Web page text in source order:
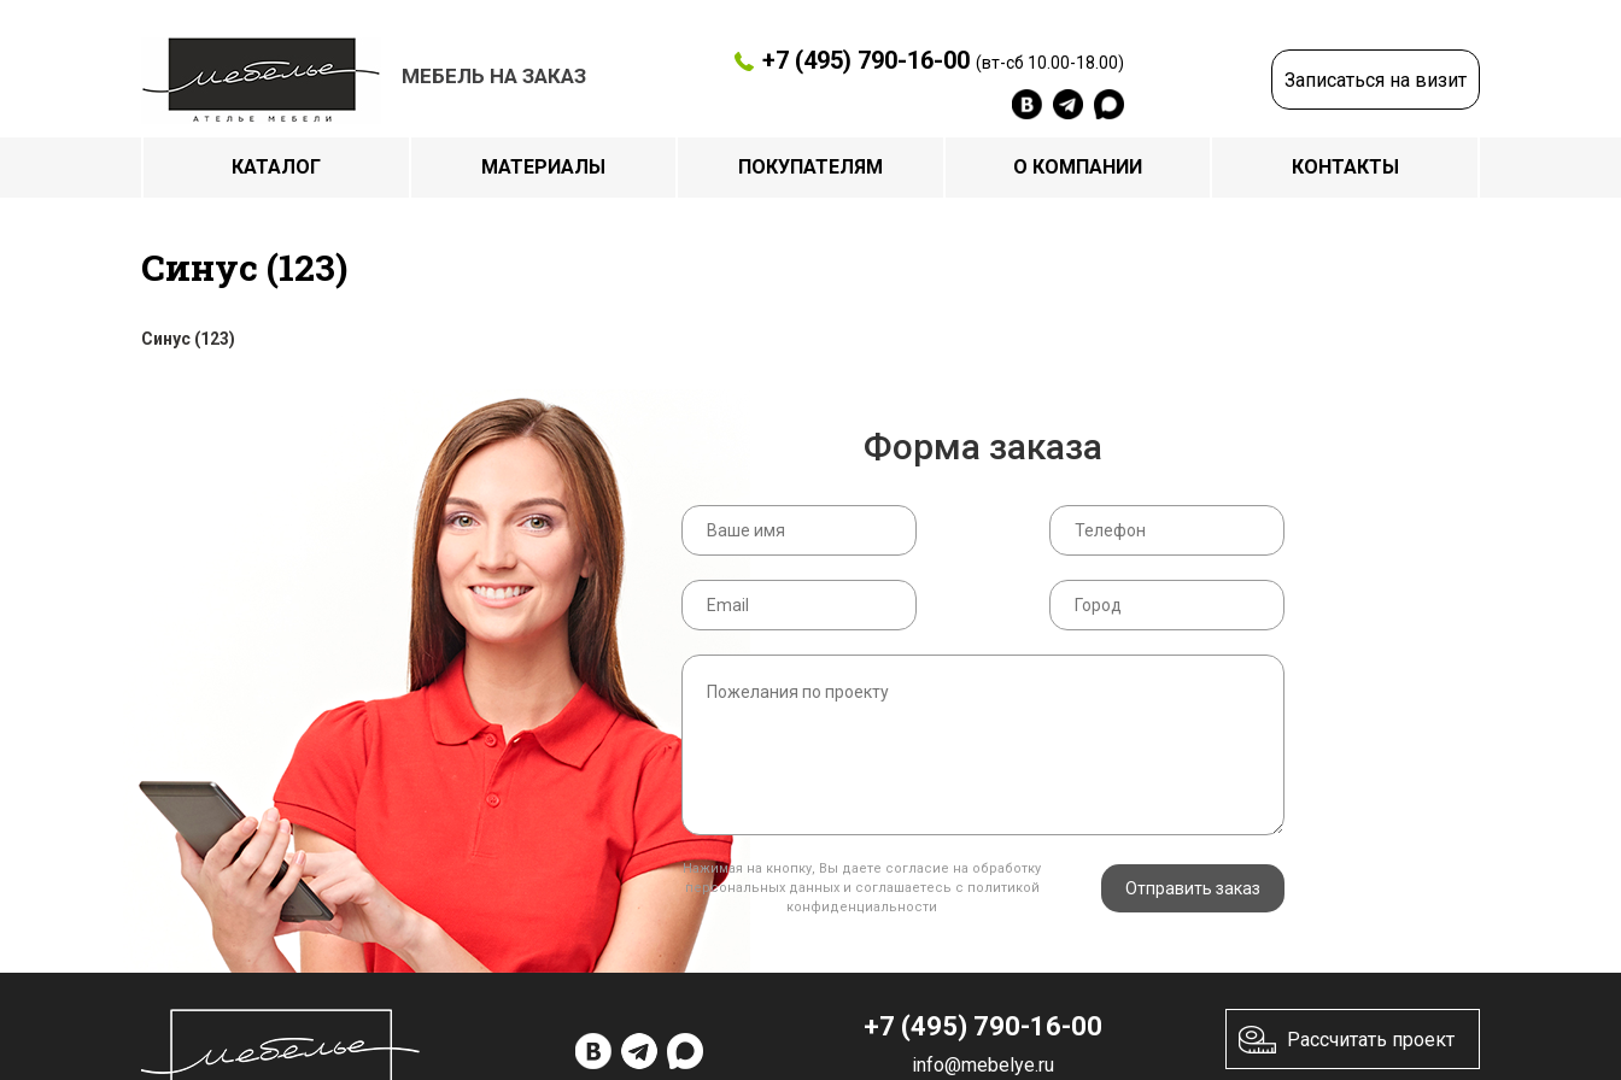
МЕБЕЛЬ НА ЗАКАЗ
+7 (495) 790-16-00 (вт-сб 10.00-18.00)
Записаться на визит
КАТАЛОГ МАТЕРИАЛЫ ПОКУПАТЕЛЯМ О КОМПАНИИ КОНТАКТЫ
Синус (123)
Синус (123)
Форма заказа
Нажимая на кнопку, Вы даете согласие на обработку
персональных данных и соглашаетесь с политикой
конфиденциальности
Отправить заказ
+7 (495) 790-16-00
info@mebelye.ru
Рассчитать проект